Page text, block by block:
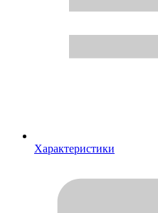
Характеристики